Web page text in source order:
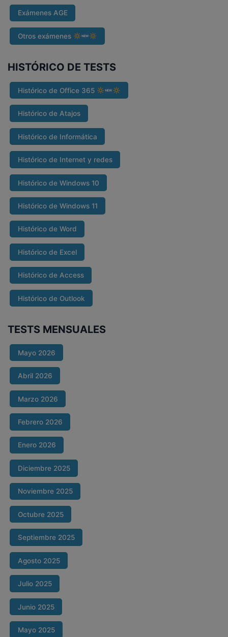
Exámenes AGE
Otros exámenes
HISTÓRICO DE TESTS
Histórico de Office 365
Histórico de Atajos
Histórico de Informática
Histórico de Internet y redes
Histórico de Windows 10
Histórico de Windows 11
Histórico de Word
Histórico de Excel
Histórico de Access
Histórico de Outlook
TESTS MENSUALES
Mayo 2026
Abril 2026
Marzo 2026
Febrero 2026
Enero 2026
Diciembre 2025
Noviembre 2025
Octubre 2025
Septiembre 2025
Agosto 2025
Julio 2025
Junio 2025
Mayo 2025